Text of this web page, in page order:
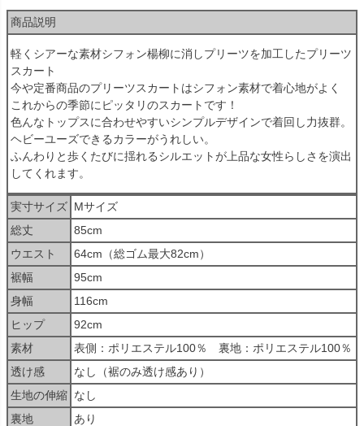
商品説明
軽くシアーな素材シフォン楊柳に消しプリーツを加工したプリーツ
スカート
今や定番商品のプリーツスカートはシフォン素材で着心地がよく
これからの季節にピッタリのスカートです！
色んなトップスに合わせやすいシンプルデザインで着回し力抜群。
ヘビーユーズできるカラーがうれしい。
ふんわりと歩くたびに揺れるシルエットが上品な女性らしさを演出
してくれます。
実寸サイズ Мサイズ
総丈
85cm
ウエスト
64cm（総ゴム最大82cm）
裾幅
95cm
身幅
116cm
ヒップ
92cm
素材
表側：ポリエステル100％ 裏地：ポリエステル100％
透け感
なし（裾のみ透け感あり）
生地の伸縮 なし
裏地
あり